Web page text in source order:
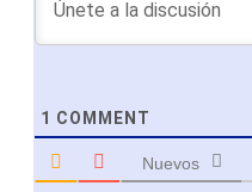
1 COMMENT
Nuevos